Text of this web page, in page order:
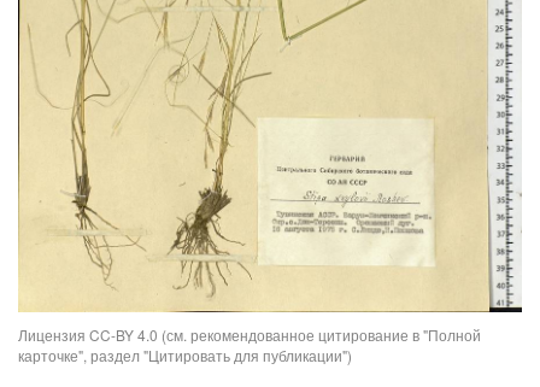
Лицензия CC-BY 4.0 (см. рекомендованное цитирование в "Полной
карточке", раздел "Цитировать для публикации")